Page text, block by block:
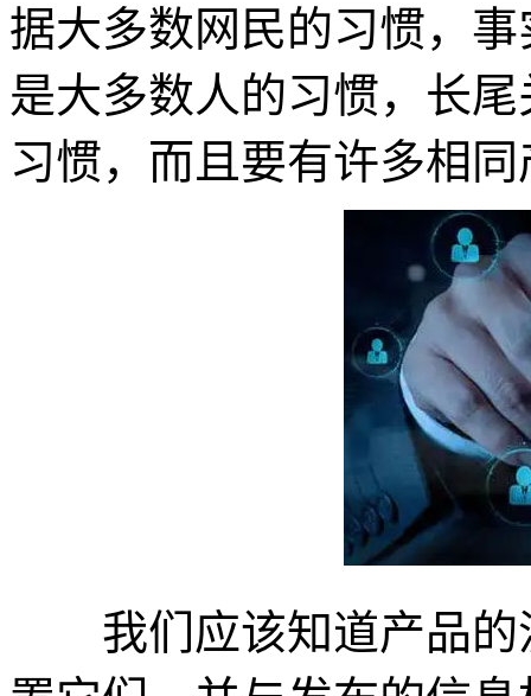
据大多数网民的习惯，
是大多数人的习惯，长
习惯，而且要有许多相
我们应该知道产品的